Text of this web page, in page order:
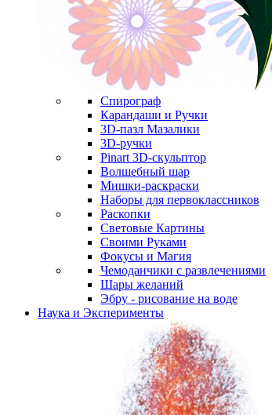
Спирограф
Карандаши и Ручки
3D-пазл Мазалики
3D-ручки
Pinart 3D-скульптор
Волшебный шар
Мишки-раскраски
Наборы для первоклассников
Раскопки
Световые Картины
Своими Руками
Фокусы и Магия
Чемоданчики с развлечениями
Шары желаний
Эбру - рисование на воде
Наука и Эксперименты